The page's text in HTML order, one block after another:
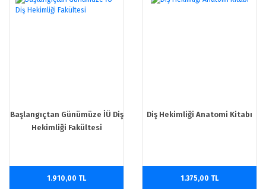
Başlangıçtan Günümüze İÜ Diş
Hekimliği Fakültesi
1.910,00 TL
Diş Hekimliği Anatomi Kitabı
1.375,00 TL